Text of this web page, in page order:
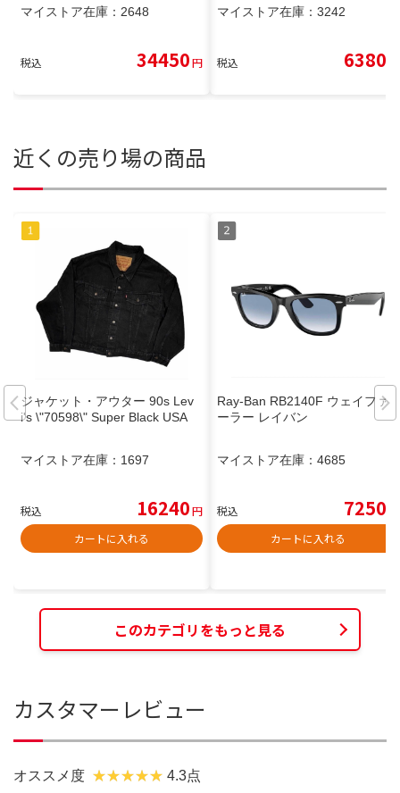
マイストア在庫： 2648
税込 34450円
マイストア在庫： 3242
税込 6380
近くの売り場の商品
ジャケット・アウター 90s Lev
i's \"70598\" Super Black USA
マイストア在庫： 1697
税込 16240円
カートに入れる
Ray-Ban RB2140F ウェイファ
ーラー レイバン
マイストア在庫： 4685
税込 7250
カートに入れる
このカテゴリをもっと見る
カスタマーレビュー
オススメ度 4.3点